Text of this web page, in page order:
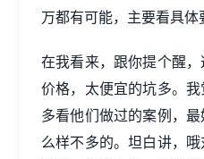
万都有可能，主要看具体
在我看来，跟你提个醒
价格，太便宜的坑多。
多看他们做过的案例，
么样不多的。坦白讲，